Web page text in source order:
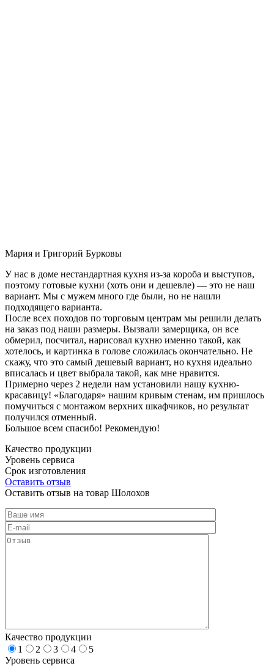
Мария и Григорий Бурковы
У нас в доме нестандартная кухня из-за короба и выступов,
поэтому готовые кухни (хоть они и дешевле) — это не наш
вариант. Мы с мужем много где были, но не нашли
подходящего варианта.
После всех походов по торговым центрам мы решили делать
на заказ под наши размеры. Вызвали замерщика, он все
обмерил, посчитал, нарисовал кухню именно такой, как
хотелось, и картинка в голове сложилась окончательно. Не
скажу, что это самый дешевый вариант, но кухня идеально
вписалась и цвет выбрала такой, как мне нравится.
Примерно через 2 недели нам установили нашу кухню-
красавицу! «Благодаря» нашим кривым стенам, им пришлось
помучиться с монтажом верхних шкафчиков, но результат
получился отменный.
Большое всем спасибо! Рекомендую!
Качество продукции
Уровень сервиса
Срок изготовления
Оставить отзыв
Оставить отзыв на товар Шолохов
Качество продукции
1
2 3 4
5
Уровень сервиса